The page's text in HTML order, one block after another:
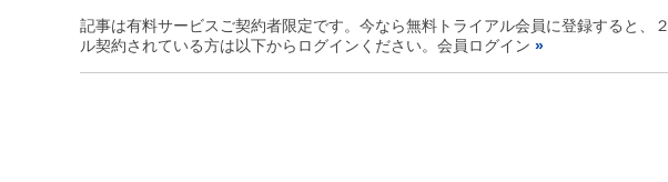
記事は有料サービスご契約者限定です。今なら無料トライアル会員に登録すると、
ル契約されている方は以下からログインください。会員ログイン »